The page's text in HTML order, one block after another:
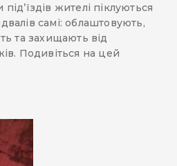
жителі піклуються
самі: облаштовують,
та захищають від
Подивіться на цей